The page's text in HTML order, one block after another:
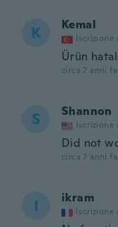
K Kemal
Iscrizione
Ürün
circa 7 anni fa
S Shannon
Iscrizione
Did not
circa 7 anni fa
I ikram
Iscrizione